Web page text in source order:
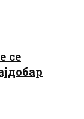
се